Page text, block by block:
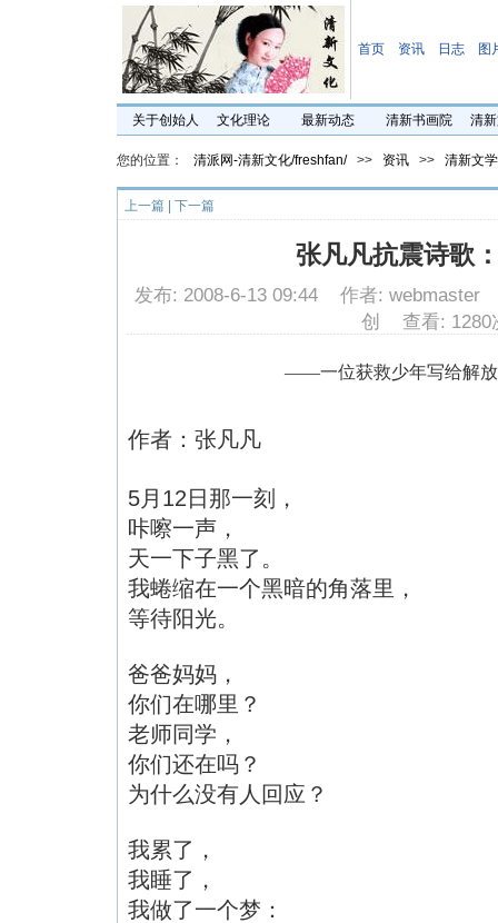
首页 资讯 日志 图
关于创始人 文化理论 最新动态 清新书画院 清
您的位置： 清派网-清新文化/freshfan/ >> 资讯 >> 清新文
上一篇 | 下一篇
张凡凡抗震诗歌
发布: 2008-6-13 09:44 作者: webmaster
创 查看: 1280
——一位获救少年写给解
作者：张凡凡
5月 12 日 那一刻，
咔嚓一声，
天一下子黑了。
我蜷缩在一个黑暗的角落里，
等待阳光。
爸爸妈妈，
你们在哪里？
老师同学，
你们还在吗？
为什么没有人回应？
我累了，
我睡了，
我做了一个梦：